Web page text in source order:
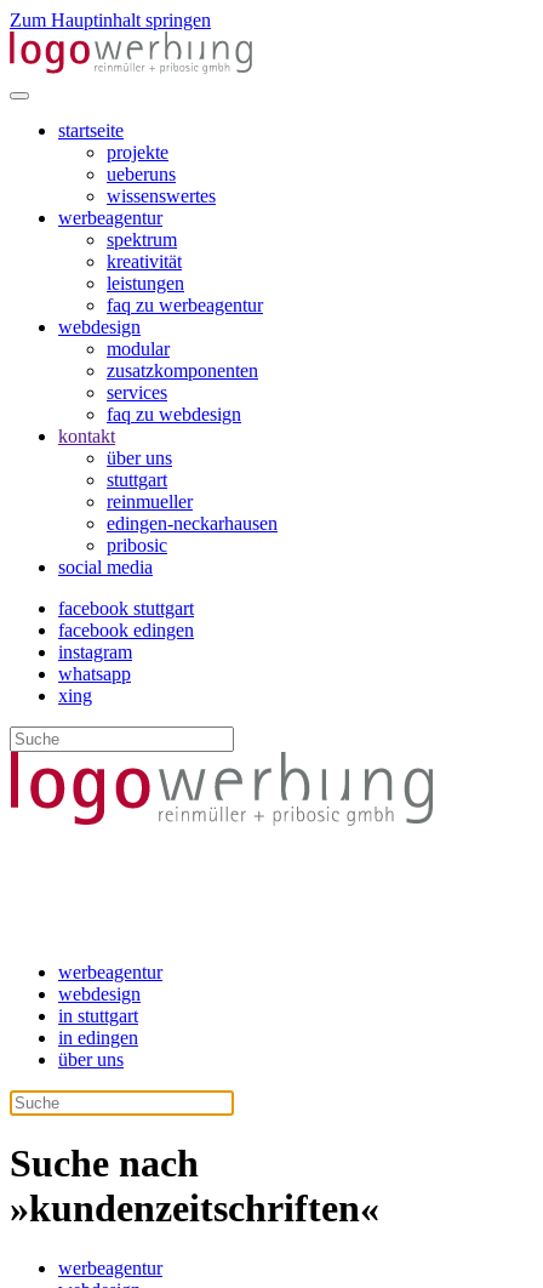
Zum Hauptinhalt springen
startseite
projekte
ueberuns
wissenswertes
werbeagentur
spektrum
kreativität
leistungen
faq zu werbeagentur
webdesign
modular
zusatzkomponenten
services
faq zu webdesign
kontakt
über uns
stuttgart
reinmueller
edingen-neckarhausen
pribosic
social media
facebook stuttgart
facebook edingen
instagram
whatsapp
xing
werbeagentur
webdesign
in stuttgart
in edingen
über uns
Suche nach
»kundenzeitschriften«
werbeagentur